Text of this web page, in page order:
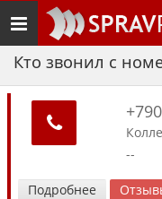
Toggle
navigation
Кто звонил с
--
Подробнее